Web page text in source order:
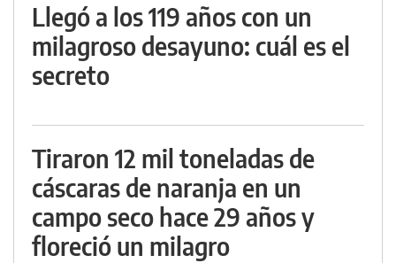
Llegó a los 119 años con un
milagroso desayuno: cuál es el
secreto
Tiraron 12 mil toneladas de
cáscaras de naranja en un
campo seco hace 29 años y
floreció un milagro